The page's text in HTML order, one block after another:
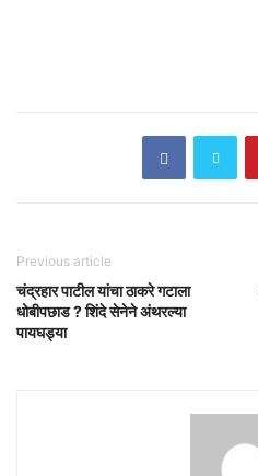
Previous article
चंद्रहार पाटील यांचा ठाकरे गटाला
धोबीपछाड ? शिंदे सेनेने अंथरल्या
पायघड्या